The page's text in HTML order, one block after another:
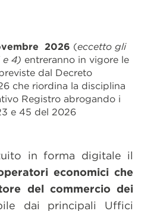
2026 (eccetto gli
e 4) entreranno in vigore le
dal Decreto
che riordina la disciplina
Registro abrogando i
e 45 del 2026
in forma digitale il
economici che
del commercio dei
dai principali Uffici